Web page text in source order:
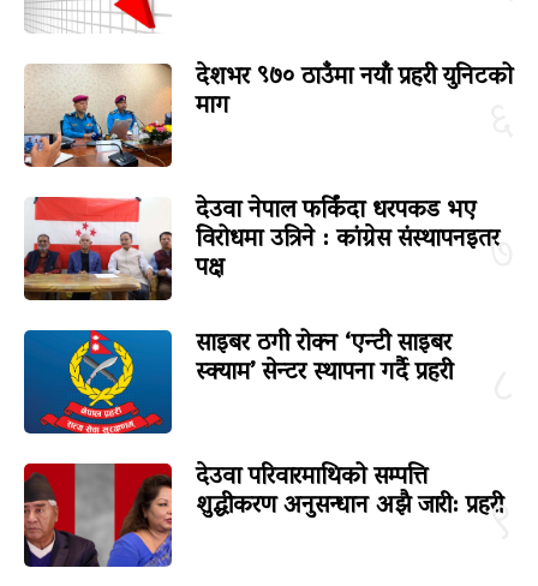
देशभर ९७० ठाउँमा नयाँ प्रहरी युनिटको
माग
७
देउवा नेपाल फर्किंदा धरपकड भए
विरोधमा उत्रिने : कांग्रेस संस्थापनइतर
पक्ष
साइबर ठगी रोक्न ‘एन्टी साइबर
स्क्याम’ सेन्टर स्थापना गर्दै प्रहरी
९
देउवा परिवारमाथिको सम्पत्ति
शुद्धीकरण अनुसन्धान अझै जारी: प्रहरी